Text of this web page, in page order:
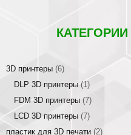
КАТЕГОРИИ
3D принтеры (6)
DLP 3D принтеры (1)
FDM 3D принтеры (7)
LCD 3D принтеры (7)
пластик для 3D печати (2)